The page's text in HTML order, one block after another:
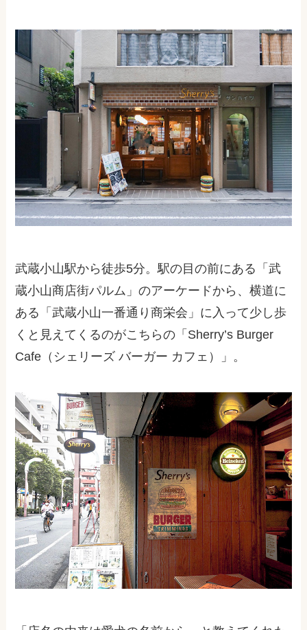
武蔵小山駅から徒歩5分。駅の目の前にある「武
蔵小山商店街パルム」のアーケードから、横道に
ある「武蔵小山一番通り商栄会」に入って少し歩
くと見えてくるのがこちらの「Sherry’s Burger
Cafe（シェリーズ バーガー カフェ）」。